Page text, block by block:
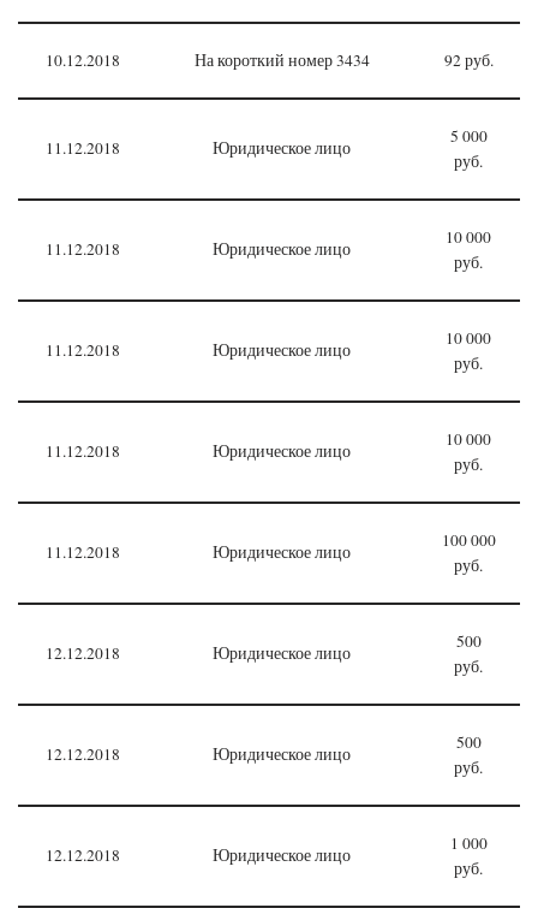
10.12.2018 На короткий номер 3434 92 руб.
11.12.2018 Юридическое лицо
5 000
руб.
11.12.2018 Юридическое лицо
10 000
руб.
11.12.2018 Юридическое лицо
10 000
руб.
11.12.2018 Юридическое лицо
10 000
руб.
11.12.2018 Юридическое лицо
100 000
руб.
12.12.2018 Юридическое лицо
500
руб.
12.12.2018 Юридическое лицо
500
руб.
12.12.2018 Юридическое лицо
1 000
руб.